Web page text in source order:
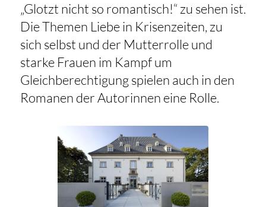
„Glotzt nicht so romantisch!“ zu sehen ist.
Die Themen Liebe in Krisenzeiten, zu
sich selbst und der Mutterrolle und
starke Frauen im Kampf um
Gleichberechtigung spielen auch in den
Romanen der Autorinnen eine Rolle.